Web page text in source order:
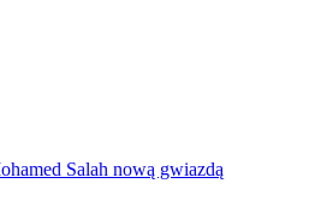
Salah nową gwiazdą